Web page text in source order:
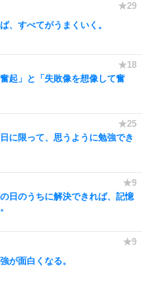
、すべてがうまくいく。
起」と「失敗像を想像して奮
に限って、思うように勉強でき
日のうちに解決できれば、記憶
が面白くなる。